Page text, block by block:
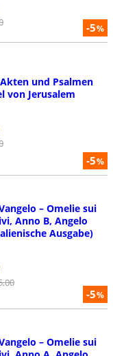
-5%
-5%
und Psalmen
von Jerusalem
-5%
– Omelie sui
Anno B, Angelo
Ausgabe)
– Omelie sui